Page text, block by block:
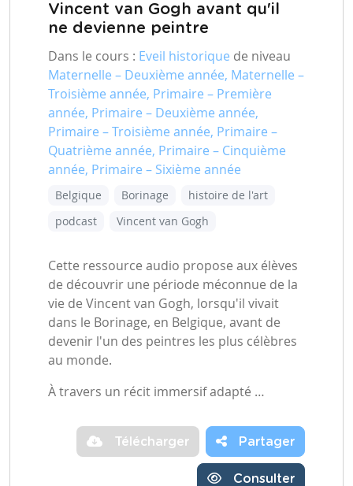
Vincent van Gogh avant qu'il
ne devienne peintre
Dans le cours : Eveil historique de niveau
Maternelle – Deuxième année, Maternelle –
Troisième année, Primaire – Première
année, Primaire – Deuxième année,
Primaire – Troisième année, Primaire –
Quatrième année, Primaire – Cinquième
année, Primaire – Sixième année
Belgique Borinage
histoire de l'art
podcast
Vincent van Gogh
Cette ressource audio propose aux élèves
de découvrir une période méconnue de la
vie de Vincent van Gogh, lorsqu'il vivait
dans le Borinage, en Belgique, avant de
devenir l'un des peintres les plus célèbres
au monde.
À travers un récit immersif adapté …
Télécharger Partager
Consulter